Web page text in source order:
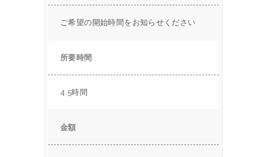
ご希望の開始時間をお知らせください
所要時間
4.5時間
金額